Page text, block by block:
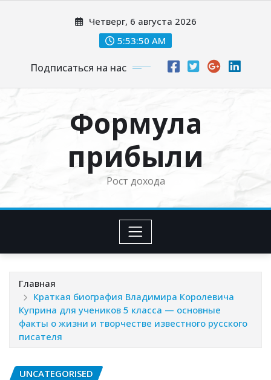
Четверг, 6 августа 2026
5:53:51 AM
Подписаться на нас
Формула
прибыли
Рост дохода
Главная
Краткая биография Владимира Королевича
Куприна для учеников 5 класса — основные
факты о жизни и творчестве известного русского
писателя
UNCATEGORISED